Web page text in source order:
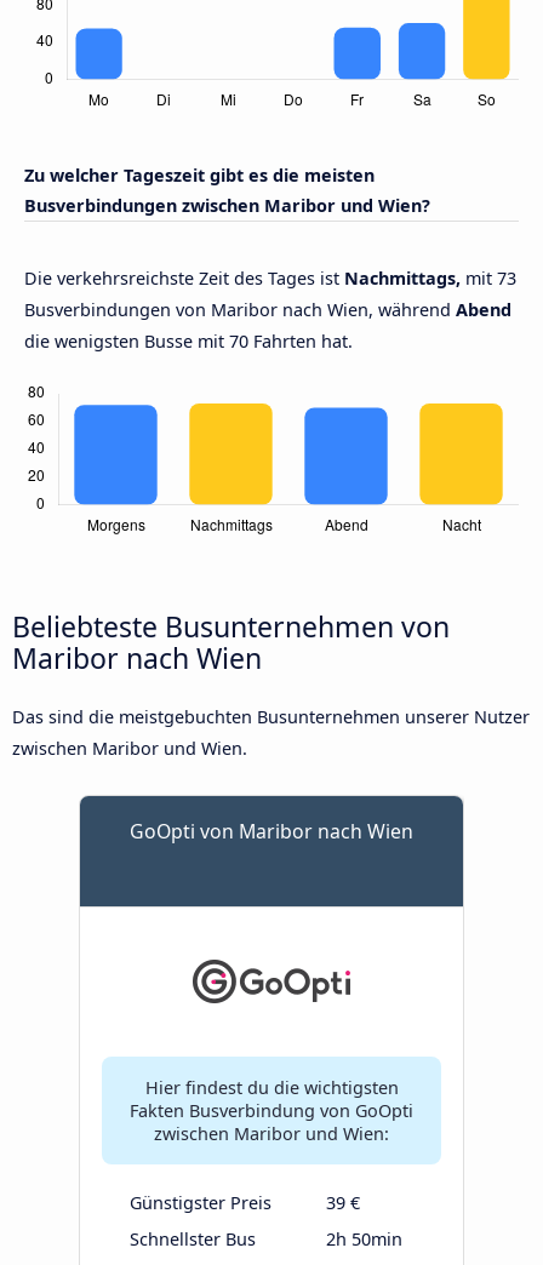
Zu welcher Tageszeit gibt es die meisten
Busverbindungen zwischen Maribor und Wien?
Die verkehrsreichste Zeit des Tages ist Nachmittags, mit 73
Busverbindungen von Maribor nach Wien, während Abend
die wenigsten Busse mit 70 Fahrten hat.
Beliebteste Busunternehmen von
Maribor nach Wien
Das sind die meistgebuchten Busunternehmen unserer Nutzer
zwischen Maribor und Wien.
GoOpti von Maribor nach Wien
Hier findest du die wichtigsten
Fakten Busverbindung von GoOpti
zwischen Maribor und Wien:
Günstigster Preis
39 €
Schnellster Bus
2h 50min